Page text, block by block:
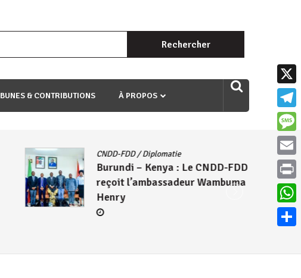
.Wewe uri ngaha ndagusigiye iki kibazo : Uriko ukora iki kugira ngo
Rechercher :
& CONTRIBUTIONS À PROPOS
CNDD-FDD/Diplomatie
Burundi – Kenya : Le CNDD-FDD
reçoit l’ambassadeur Wambuma
Henry
X
Email
Print